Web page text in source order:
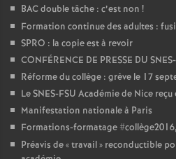
BAC double tâche : c’est non !
Formation continue des adultes :
SPRO : la copie est à revoir
CONFÉRENCE DE PRESSE DU
Réforme du collège : grève le 17
Le SNES-FSU Académie de Nice
Manifestation nationale à Paris
Formations-formatage
Préavis de «travail» reconductible